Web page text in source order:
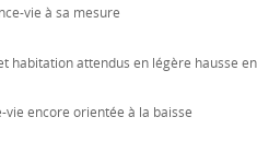
vie à sa mesure
habitation attendus en légère hausse
encore orientée à la baisse